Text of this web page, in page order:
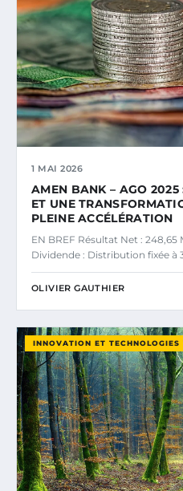
1 MAI 2026
AMEN BANK – AGO 2025
ET UNE
PLEINE ACCÉLÉRATION
EN BREF Résultat Net : 248,65
Dividende : Distribution fixée à
OLIVIER GAUTHIER
INNOVATION ET TECHNOLOGIES